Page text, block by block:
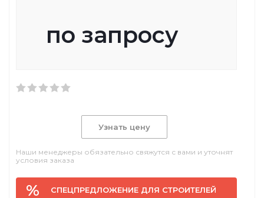
по запросу
Узнать цену
Наши менеджеры обязательно свяжутся с вами и уточнят
условия заказа
СПЕЦПРЕДЛОЖЕНИЕ ДЛЯ СТРОИТЕЛЕЙ